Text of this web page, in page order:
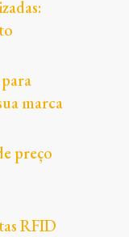
marca
preço
RFID